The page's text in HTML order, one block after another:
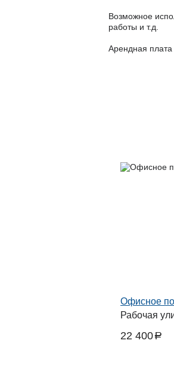
Возможное
работы и т.д.
Арендная
Офисное
Рабочая
22 400a